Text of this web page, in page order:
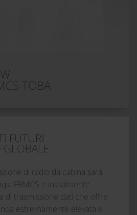
TOBA
FUTURI
GLOBALE
di radio da cabina sarà
FRMCS e inizialmente
di trasmissione dati che offre
estremamente elevata e